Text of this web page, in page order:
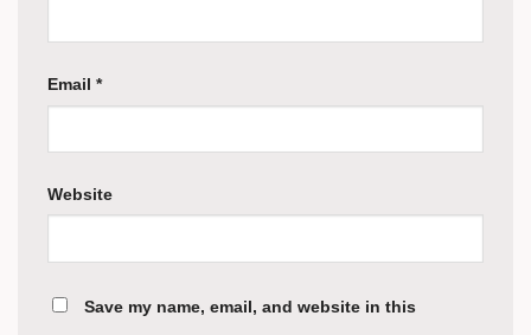
Email *
Website
Save my name, email, and website in this